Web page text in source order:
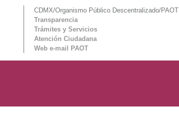
CDMX/Organismo Público Descentralizado/PAOT
Transparencia
Trámites y Servicios
Atención Ciudadana
Web e-mail PAOT